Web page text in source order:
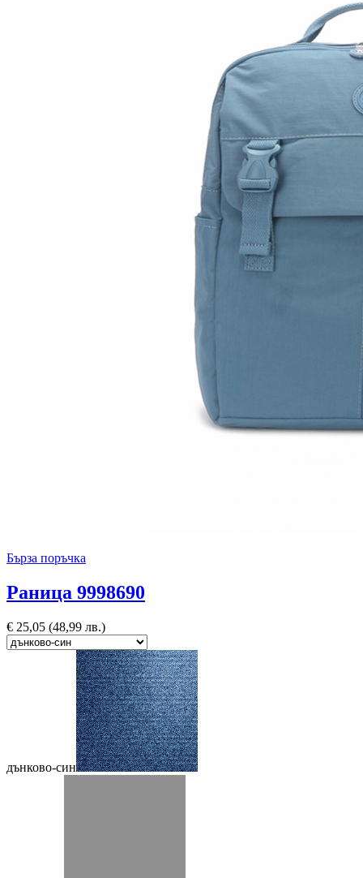
Бърза поръчка
Раница 9998690
€ 25,05 (48,99 лв.)
дънково-син